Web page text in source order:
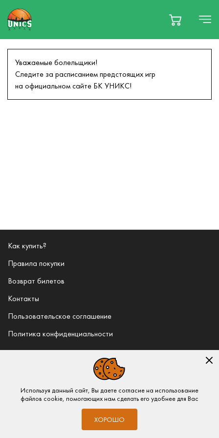
Меню
Уважаемые болельщики!
Следите за расписанием предстоящих игр
на официальном сайте БК УНИКС!
Как купить?
Правила покупки
Возврат билетов
Контакты
Пользовательское соглашение
Политика конфиденциальности
Режим работы: из 8:00 до 20:00
info@bileton.ru
—Дизайн и разработка
Используя данный сайт, Вы даете согласие на использование
файлов cookie, помогающих нам сделать его удобнее для Вас
ХОРОШО